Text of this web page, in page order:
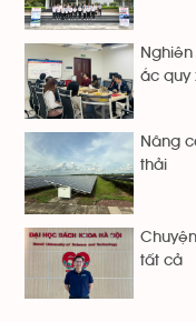
ắc quy
Nâng
thải
tất cả